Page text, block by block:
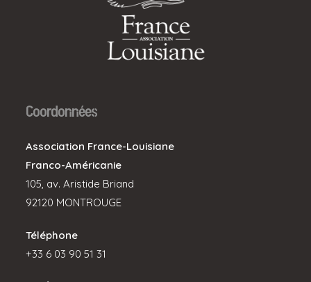
Coordonnées
Association France-Louisiane
Franco-Américanie
105, av. Aristide Briand
92120 MONTROUGE
Téléphone
+33 6 03 90 51 31